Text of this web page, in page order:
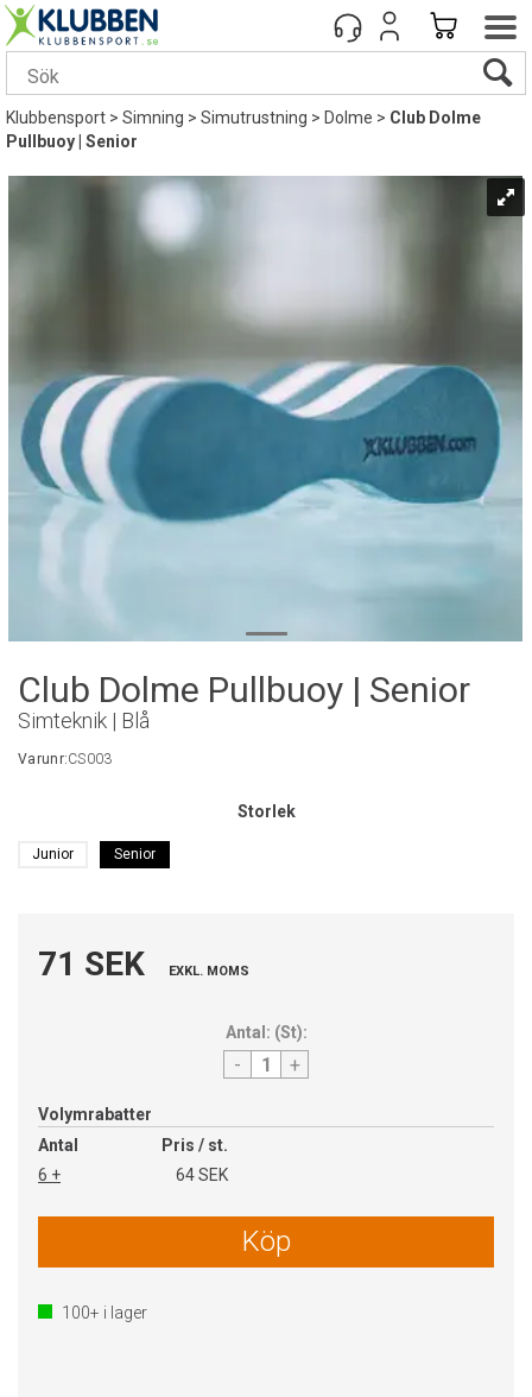
Klubbensport>Simning>Simutrustning>Dolme>Club Dolme
Pullbuoy | Senior
Club Dolme Pullbuoy | Senior
Simteknik | Blå
Varunr:CS003
Storlek
Junior Senior
71 SEK EXKL. MOMS
Antal: (St):
- +
Volymrabatter
Antal
Pris / st.
6 +
64 SEK
Köp
100+ i lager